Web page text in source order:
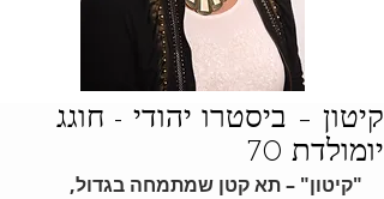
קיטון – ביסטרו יהודי - חוגג
יומולדת 70
"קיטון" – תא קטן שמתמחה בגדול,